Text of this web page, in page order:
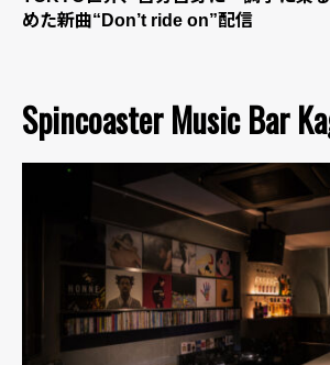
めた新曲“Don’t ride on”配信
Spincoaster Music Bar